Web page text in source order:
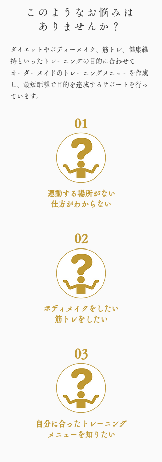
このようなお悩みは
ありませんか？
ダイエットやボディーメイク、筋トレ、健康維
持といったトレーニングの目的に合わせて
オーダーメイドのトレーニングメニューを作成
し、最短距離で目的を達成するサポートを行っ
ています。
01
運動する場所がない
​仕方がわからない
02
ボディメイクをしたい
​筋トレをしたい
03
​自分に合ったトレーニング
メニューを知りたい